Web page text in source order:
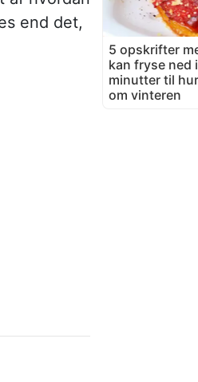
end det,
5 opskrifter
kan fryse ned
minutter til
om vinteren